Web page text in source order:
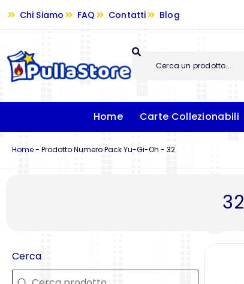
Chi Siamo FAQ Contatti Blog
Home Carte Collezionabili
Home- Prodotto Numero Pack Yu-Gi-Oh - 32
32
Cerca
Cerca
Cerca